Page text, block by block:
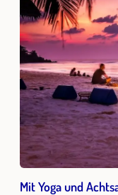
Mit Yoga und